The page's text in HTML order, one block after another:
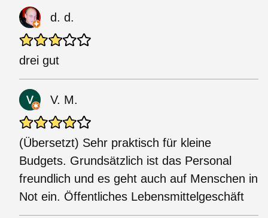
d. d.
drei gut
V. M.
(Übersetzt) Sehr praktisch für kleine
Budgets. Grundsätzlich ist das Personal
freundlich und es geht auch auf Menschen in
Not ein. Öffentliches Lebensmittelgeschäft